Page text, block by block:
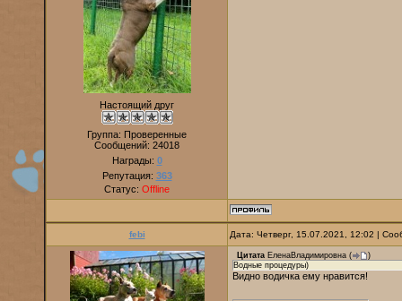
Настоящий друг
Группа: Проверенные
Сообщений: 24018
Награды: 0
Репутация: 363
Статус: Offline
febi Дата: Четверг, 15.07.2021, 12:02 |
Цитата ЕленаВладимировна (
)
Водные процедуры)
Видно водичка ему нравится!